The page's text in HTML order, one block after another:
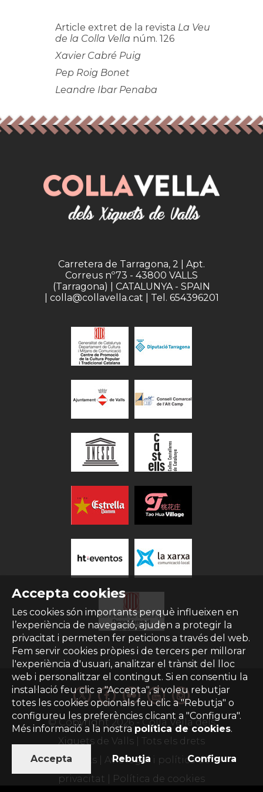
Article extret de la revista La Veu
de la Colla Vella núm. 126
Xavier Cabré Puig
Pep Roig Bonet
Leandre Ibar Penaba
Accepta cookies
Les cookies són importants perquè influeixen en
l’experiència de navegació, ajuden a protegir la
privacitat i permeten fer peticions a través del web.
Fem servir cookies pròpies i de tercers per millorar
l'experiència d'usuari, analitzar el trànsit del lloc
web i personalitzar el contingut. Si en consentiu la
instal·lació feu clic a "Accepta", si voleu rebutjar
totes les cookies opcionals feu clic a "Rebutja" o
configureu les preferències clicant a "Configura".
Més informació a la nostrapolítica de cookies.
Accepta Rebutja Configura
Carretera de Tarragona, 2 | Apt.
Correus nº73 - 43800 VALLS
(Tarragona) | CATALUNYA - SPAIN
| colla@collavella.cat | Tel. 654396201
© Copyright2026- Colla Vella dels
Xiquets de Valls | Tots els drets
reservats | Avís legal i política de
privacitat
Política de cookies